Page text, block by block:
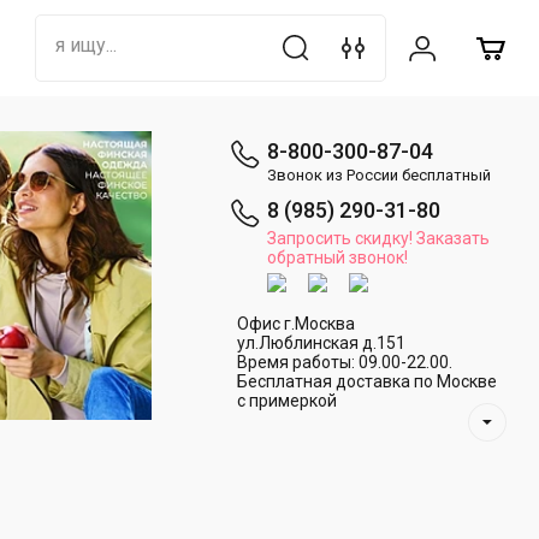
8-800-300-87-04
Звонок из России бесплатный
8 (985) 290-31-80
Запросить скидку! Заказать
обратный звонок!
Офис г.Москва
ул.Люблинская д.151
Время работы: 09.00-22.00.
Бесплатная доставка по Москве
с примеркой